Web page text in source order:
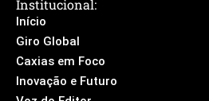
Institucional:
Início
Giro Global
Caxias em Foco
Inovação e Futuro